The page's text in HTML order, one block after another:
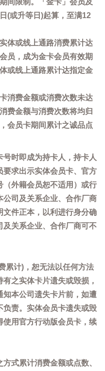
间限制。「金卡」会员及
(或升等日)起算，至满12
体或线上通路消费累计达
员，成为金卡会员有效期
或线上通路累计达指定金
消费金额或消费次数未达
费金额与消费次数将均归
会员卡期间累计之诚品点
时即成为持卡人，持卡人
求出示实体会员卡、官方
外籍会员恕不适用）或行
司及关系企业、合作厂商
件正本，以利进行身分确
关系企业、合作厂商可不
累计)，恕无法以任何方法
之实体卡片遗失或毁损，
本公司遗失卡片前，如遭
负责。实体会员卡遗失或毁
用官方行动版会员卡，续
式累计消费金额或点数、